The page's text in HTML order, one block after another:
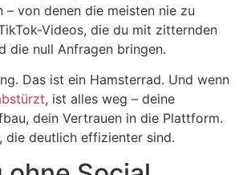
– von denen die meisten nie zu
Videos, die du mit zitternden
die null Anfragen bringen.
Das ist ein Hamsterrad. Und wenn
, ist alles weg – deine
dein Vertrauen in die Plattform.
die deutlich effizienter sind.